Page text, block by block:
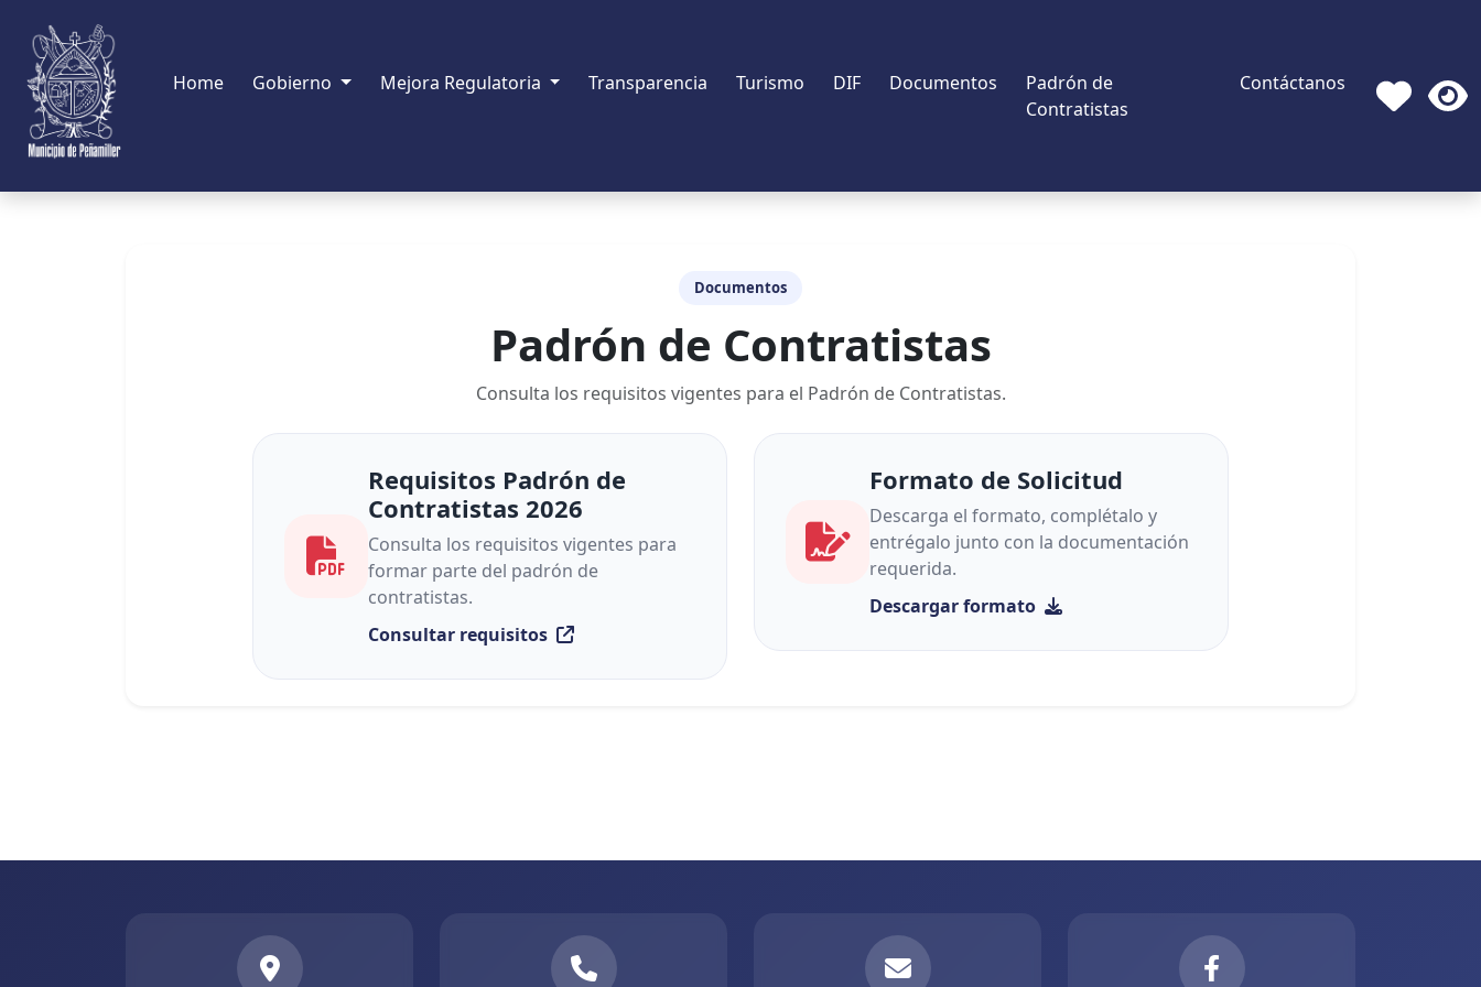
Home Gobierno Mejora Regulatoria Transparencia Turismo DIF Documentos
Padrón de
Contratistas
Contáctanos
Documentos
Padrón de Contratistas
Consulta los requisitos vigentes para el Padrón de Contratistas.
Requisitos Padrón de
Contratistas 2026
Consulta los requisitos vigentes para
formar parte del padrón de
contratistas.
Consultar requisitos
Formato de Solicitud
Descarga el formato, complétalo y
entrégalo junto con la documentación
requerida.
Descargar formato